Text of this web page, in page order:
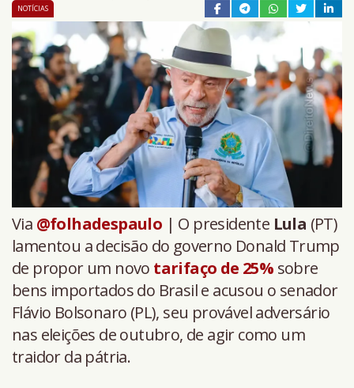
NOTÍCIAS
Via @folhadespaulo | O presidente Lula (PT)
lamentou a decisão do governo Donald Trump
de propor um novo tarifaço de 25% sobre
bens importados do Brasil e acusou o senador
Flávio Bolsonaro (PL), seu provável adversário
nas eleições de outubro, de agir como um
traidor da pátria.